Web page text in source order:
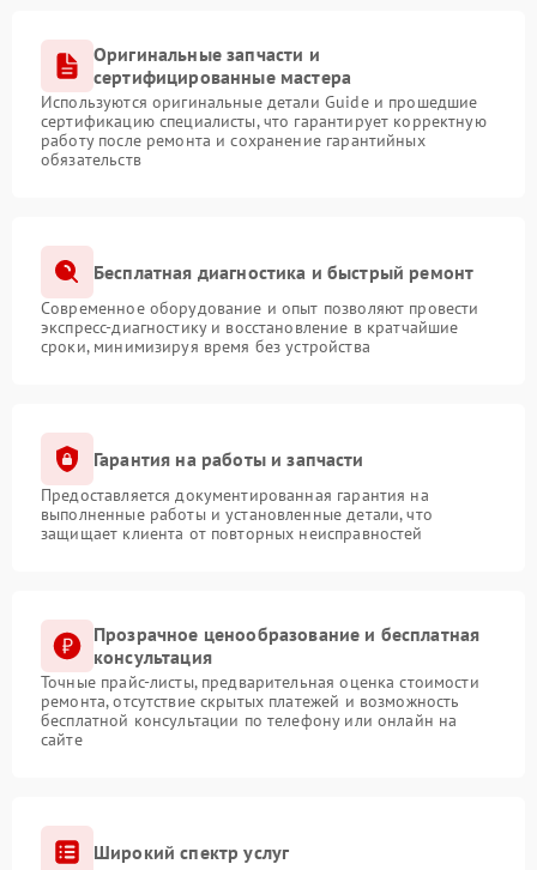
Оригинальные запчасти и
сертифицированные мастера
Используются оригинальные детали Guide и прошедшие
сертификацию специалисты, что гарантирует корректную
работу после ремонта и сохранение гарантийных
обязательств
Бесплатная диагностика и быстрый ремонт
Современное оборудование и опыт позволяют провести
экспресс-диагностику и восстановление в кратчайшие
сроки, минимизируя время без устройства
Гарантия на работы и запчасти
Предоставляется документированная гарантия на
выполненные работы и установленные детали, что
защищает клиента от повторных неисправностей
Прозрачное ценообразование и бесплатная
консультация
Точные прайс-листы, предварительная оценка стоимости
ремонта, отсутствие скрытых платежей и возможность
бесплатной консультации по телефону или онлайн на
сайте
Широкий спектр услуг